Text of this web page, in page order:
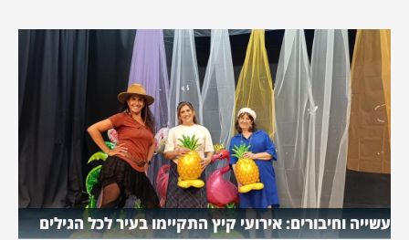
עשייה וחיבורים: אירועי קיץ התקיימו בעיר לכל הגילים